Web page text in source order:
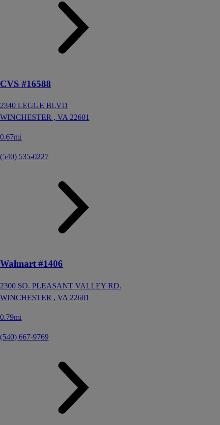
CVS #16588
2340 LEGGE BLVD
WINCHESTER , VA 22601
0.67mi
(540) 535-0227
Walmart #1406
2300 SO. PLEASANT VALLEY RD.
WINCHESTER , VA 22601
0.79mi
(540) 667-9769